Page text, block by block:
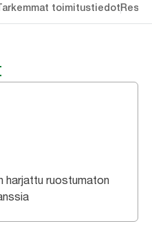
toimitustiedot
harjattu ruostumaton